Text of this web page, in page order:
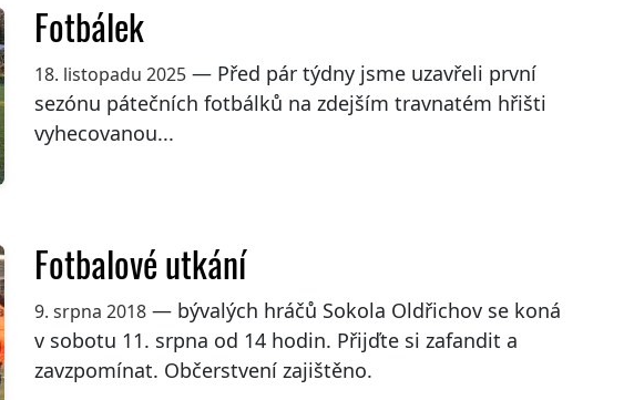
Fotbálek
18. listopadu 2025— Před pár týdny jsme uzavřeli první
sezónu pátečních fotbálků na zdejším travnatém hřišti
vyhecovanou...
Fotbalové utkání
9. srpna 2018— bývalých hráčů Sokola Oldřichov se koná
v sobotu 11. srpna od 14 hodin. Přijďte si zafandit a
zavzpomínat. Občerstvení zajištěno.